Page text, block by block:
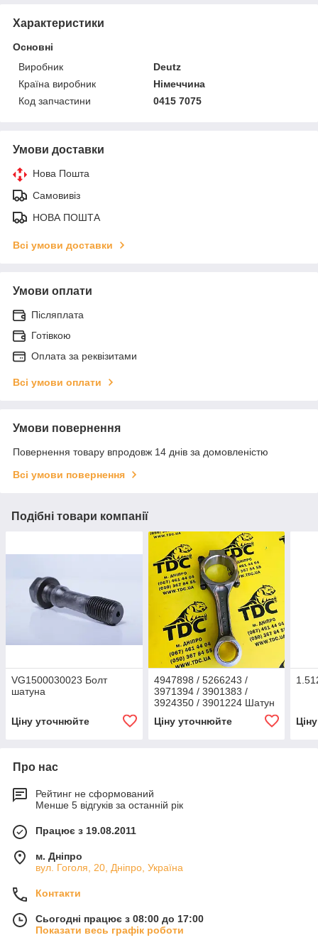
Характеристики
Основні
Виробник
Deutz
Країна виробник
Німеччина
Код запчастини
0415 7075
Умови доставки
Нова Пошта
Самовивіз
НОВА ПОШТА
Всі умови доставки
Умови оплати
Післяплата
Готівкою
Оплата за реквізитами
Всі умови оплати
Умови повернення
Повернення товару впродовж 14 днів за домовленістю
Всі умови повернення
Подібні товари компанії
VG1500030023 Болт
шатуна
Ціну уточнюйте
4947898 / 5266243 /
3971394 / 3901383 /
3924350 / 3901224 Шатун
Ціну уточнюйте
Про нас
Рейтинг не сформований
Менше 5 відгуків за останній рік
Працює з 19.08.2011
м. Дніпро
вул. Гоголя, 20, Дніпро, Україна
Контакти
Сьогодні працює з 08:00 до 17:00
Показати весь графік роботи